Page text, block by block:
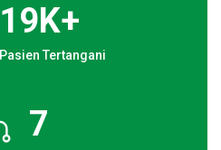
19K+
Pasien Tertangani
7